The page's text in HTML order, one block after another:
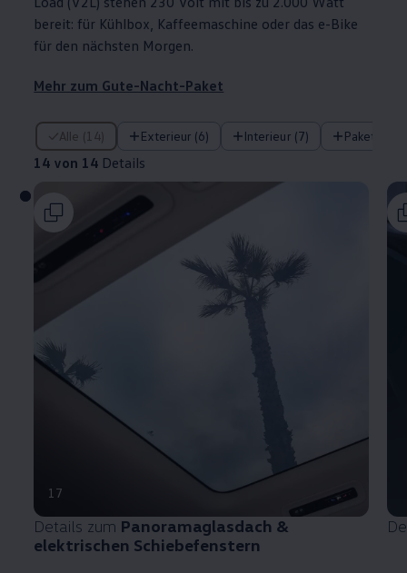
bereit: für Kühlbox, Kaffeemaschine oder das e-Bike
für den nächsten Morgen.
Mehr zum Gute-Nacht-Paket
Alle (14) Exterieur (6) Interieur (7) Pakete (1)
14 von 14 Details
14 von 14 Details
17
Details zum Panoramaglasdach &
elektrischen Schiebefenstern